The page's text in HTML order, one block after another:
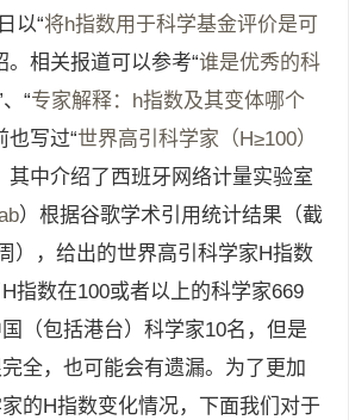
以“将h指数用于科学基金评价是可
。相关报道可以参考“谁是优秀的科
、“专家解释：h指数及其变体哪个
也写过“世界高引科学家（H≥100）
其中介绍了西班牙网络计量实验室
）根据谷歌学术引用统计结果（截
），给出的世界高引科学家H指数
指数在100或者以上的科学家669
（包括港台）科学家10名，但是
全，也可能会有遗漏。为了更加
的H指数变化情况，下面我们对于